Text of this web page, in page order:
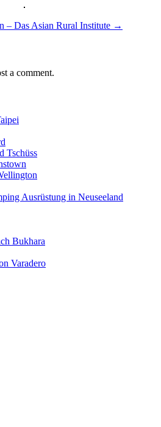
– Das Asian Rural Institute →
a comment.
Tschüss
Ausrüstung in Neuseeland
Bukhara
Varadero